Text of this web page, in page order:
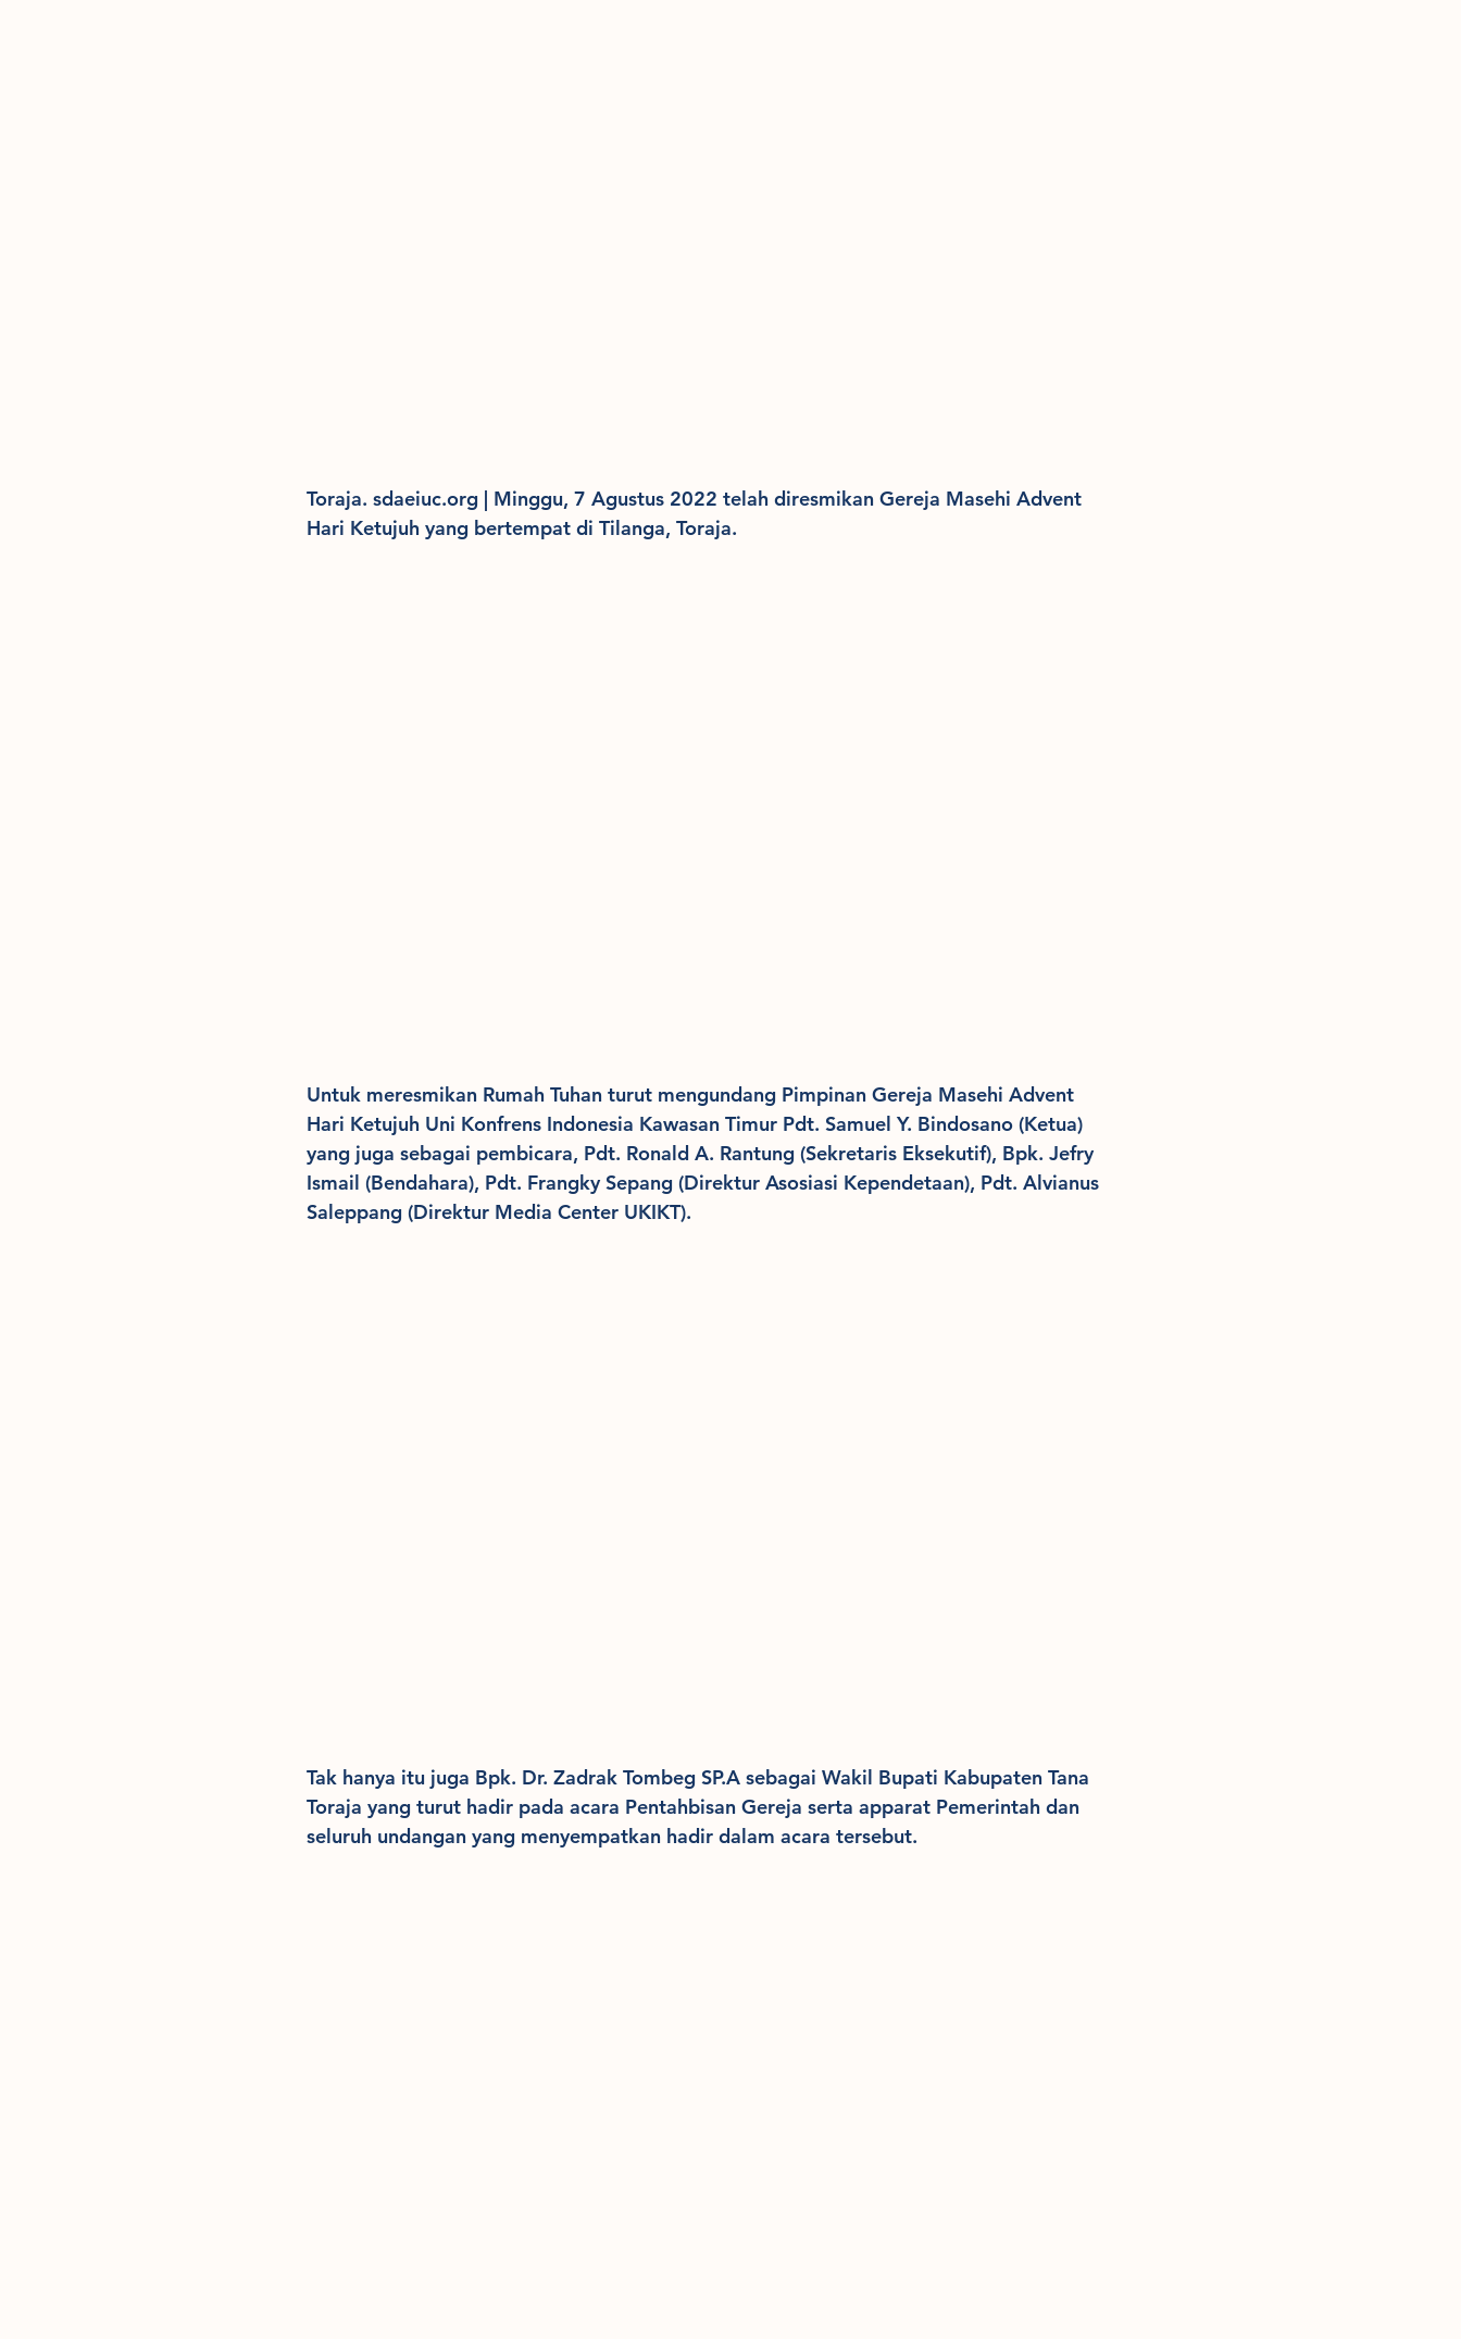
Toraja. sdaeiuc.org | Minggu, 7 Agustus 2022 telah diresmikan Gereja Masehi Advent
Hari Ketujuh yang bertempat di Tilanga, Toraja.
Untuk meresmikan Rumah Tuhan turut mengundang Pimpinan Gereja Masehi Advent
Hari Ketujuh Uni Konfrens Indonesia Kawasan Timur Pdt. Samuel Y. Bindosano (Ketua)
yang juga sebagai pembicara, Pdt. Ronald A. Rantung (Sekretaris Eksekutif), Bpk. Jefry
Ismail (Bendahara), Pdt. Frangky Sepang (Direktur Asosiasi Kependetaan), Pdt. Alvianus
Saleppang (Direktur Media Center UKIKT).
Tak hanya itu juga Bpk. Dr. Zadrak Tombeg SP.A sebagai Wakil Bupati Kabupaten Tana
Toraja yang turut hadir pada acara Pentahbisan Gereja serta apparat Pemerintah dan
seluruh undangan yang menyempatkan hadir dalam acara tersebut.